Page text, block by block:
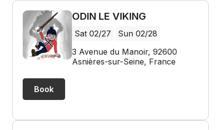
ODIN LE VIKING
Sat 02/27
Sun 02/28
3 Avenue du Manoir, 92600
Asnières-sur-Seine, France
Book